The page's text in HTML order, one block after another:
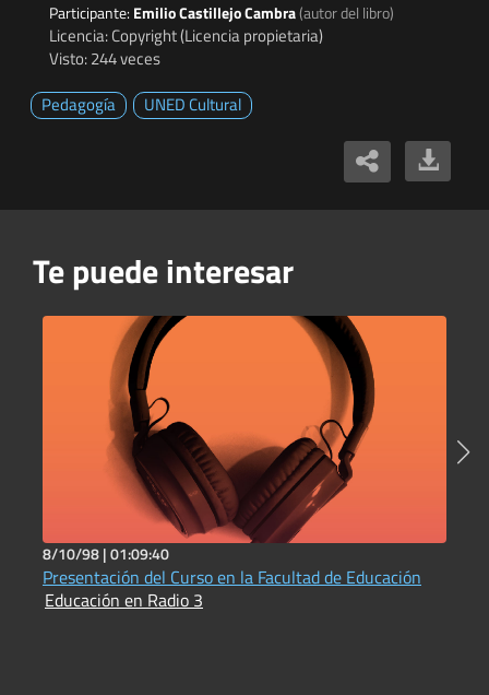
Participante: Emilio Castillejo Cambra(autor del libro)
Licencia: Copyright (Licencia propietaria)
Visto: 244 veces
Pedagogía
UNED Cultural
Te puede interesar
8/10/98 |01:09:40
Presentación del Curso en la Facultad de Educación
Educación en Radio 3